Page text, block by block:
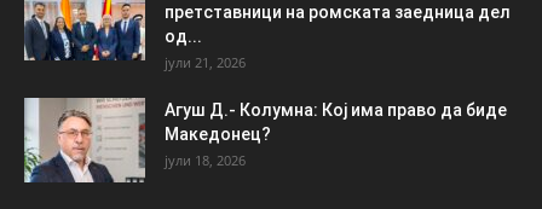
претставници на ромската заедница дел
од...
јули 21, 2026
Агуш Д.- Колумна: Кој има право да биде
Македонец?
јули 18, 2026